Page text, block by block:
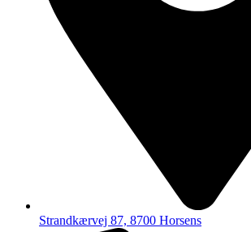
Strandkærvej 87, 8700 Horsens